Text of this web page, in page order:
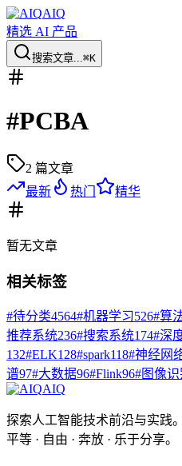
AIQ
精选 AI 产品
搜索文章...⌘K
#PCBA
2 篇文章
最新
热门 精华
暂无文章
相关标签
#待分类4564#机器学习526#算
推荐系统236#搜索系统174#深
132#ELK128#spark118#神经网
谱97#大数据96#Flink96#图像识
AIQ
探索人工智能技术前沿与实践。
平等 · 自由 · 奔放 · 乐于分享。